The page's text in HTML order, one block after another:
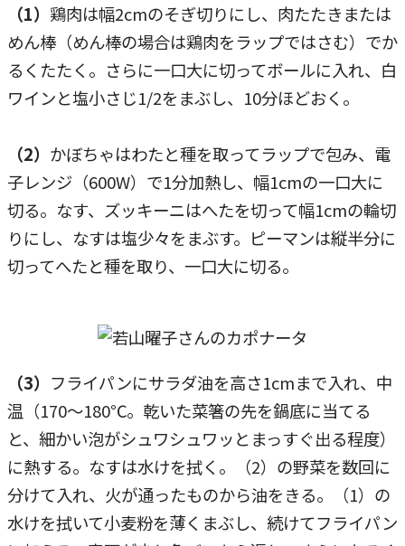
（1） 鶏肉は幅2cmのそぎ切りにし、肉たたきまたは
めん棒（めん棒の場合は鶏肉をラップではさむ）でか
るくたたく。さらに一口大に切ってボールに入れ、白
ワインと塩小さじ1/2をまぶし、10分ほどおく。
（2） かぼちゃはわたと種を取ってラップで包み、電
子レンジ（600W）で1分加熱し、幅1cmの一口大に
切る。なす、ズッキーニはへたを切って幅1cmの輪切
りにし、なすは塩少々をまぶす。ピーマンは縦半分に
切ってへたと種を取り、一口大に切る。
（3） フライパンにサラダ油を高さ1cmまで入れ、中
温（170～180℃。乾いた菜箸の先を鍋底に当てる
と、細かい泡がシュワシュワッとまっすぐ出る程度）
に熱する。なすは水けを拭く。（2）の野菜を数回に
分けて入れ、火が通ったものから油をきる。（1）の
水けを拭いて小麦粉を薄くまぶし、続けてフライパン